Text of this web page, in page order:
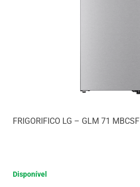
FRIGORIFICO LG – GLM 71 MBCSF
Disponível